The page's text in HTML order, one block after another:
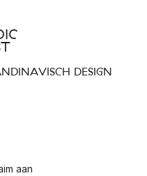
DESIGN
aan